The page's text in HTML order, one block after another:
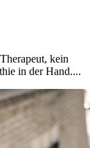
kein
in der Hand....